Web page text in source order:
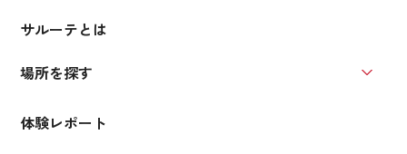
サルーテとは
場所を探す
体験レポート